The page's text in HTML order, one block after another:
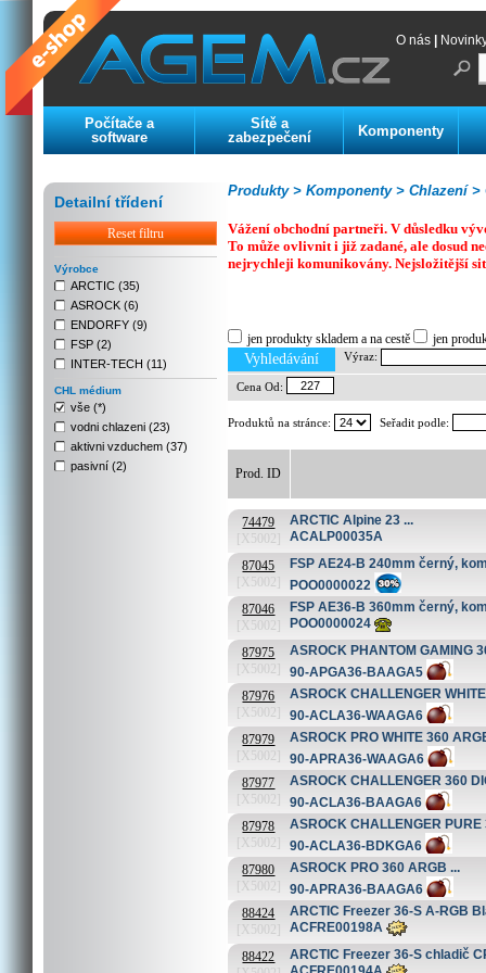
O nás
Počítače a
software
Sítě a
zabezpečení
Komponenty
Detailní třídení
Reset filtru
Výrobce
ARCTIC (35)
ASROCK (6)
ENDORFY (9)
FSP (2)
INTER-TECH (11)
CHL médium
vše (*)
vodni chlazeni (23)
aktivni vzduchem (37)
pasivní (2)
Chlazení >
Komponenty >
Produkty >
Vážení obchodní partneři. V důsledku
To může ovlivnit i již zadané, ale dosud
nejrychleji komunikovány. Nejsložitější
jen produkty skladem a na cestě jen
Vyhledávání Výraz:
Cena Od:
Produktů na stránce: Seřadit podle:
Prod. ID
74479
[X5002]
ARCTIC Alpine 23 ...
ACALP00035A
87045
[X5002]
FSP AE24-B 240mm černý,
POO0000022
87046
[X5002]
FSP AE36-B 360mm černý,
POO0000024
87975
[X5002]
ASROCK PHANTOM GAMING
90-APGA36-BAAGA5
87976
[X5002]
ASROCK CHALLENGER
90-ACLA36-WAAGA6
87979
[X5002]
ASROCK PRO WHITE 360
90-APRA36-WAAGA6
87977
[X5002]
ASROCK CHALLENGER 360
90-ACLA36-BAAGA6
87978
[X5002]
ASROCK CHALLENGER PURE
90-ACLA36-BDKGA6
87980
[X5002]
ASROCK PRO 360 ARGB ...
90-APRA36-BAAGA6
88424
[X5002]
ARCTIC Freezer 36-S A-RGB
ACFRE00198A
88422
ARCTIC Freezer 36-S chladič